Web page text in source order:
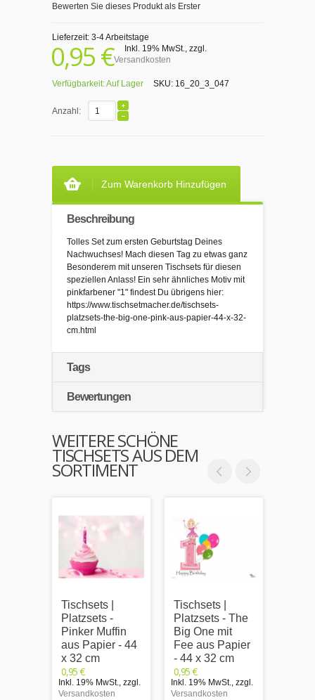
Bewerten Sie dieses Produkt als Erster
Lieferzeit: 3-4 Arbeitstage
0,95 € Inkl. 19% MwSt., zzgl.
Versandkosten
Verfügbarkeit:Auf Lager SKU: 16_20_3_047
Anzahl:
Zum Warenkorb Hinzufügen
Beschreibung
Tolles Set zum ersten Geburtstag Deines
Nachwuchses! Mach diesen Tag zu etwas ganz
Besonderem mit unseren Tischsets für diesen
speziellen Anlass! Ein sehr ähnliches Motiv mit
pinkfarbener "1" findest Du übrigens hier:
https://www.tischsetmacher.de/tischsets-
platzsets-the-big-one-pink-aus-papier-44-x-32-
cm.html
Tags
Bewertungen
WEITERE SCHÖNE
TISCHSETS AUS DEM
SORTIMENT
Tischsets |
Platzsets -
Pinker Muffin
aus Papier - 44
x 32 cm
0,95 €
Inkl. 19% MwSt., zzgl.
Versandkosten
Tischsets |
Platzsets - The
Big One mit
Fee aus Papier
- 44 x 32 cm
0,95 €
Inkl. 19% MwSt., zzgl.
Versandkosten